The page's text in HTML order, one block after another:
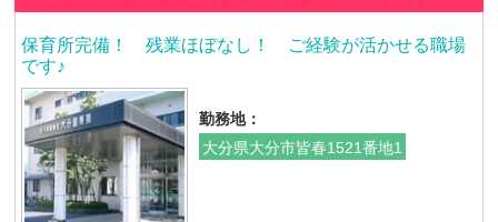
保育所完備！ 残業ほぼなし！ ご経験が活かせる職場
です♪
勤務地：
大分県大分市皆春1521番地1